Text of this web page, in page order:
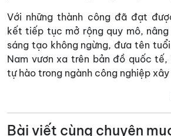
Với những thành công đã đạt
kết tiếp tục mở rộng quy mô,
sáng tạo không ngừng, đưa tên
Nam vươn xa trên bản đồ quốc tế,
tự hào trong ngành công nghiệp
Bài viết cùng chuyên